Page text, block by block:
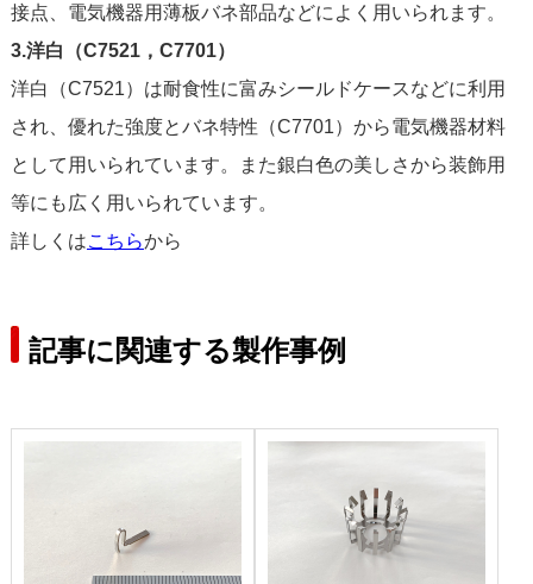
接点、電気機器用薄板バネ部品などによく用いられます。
3.洋白（C7521，C7701）
洋白（C7521）は耐食性に富みシールドケースなどに利用
され、優れた強度とバネ特性（C7701）から電気機器材料
として用いられています。また銀白色の美しさから装飾用
等にも広く用いられています。
詳しくはこちらから
記事に関連する製作事例